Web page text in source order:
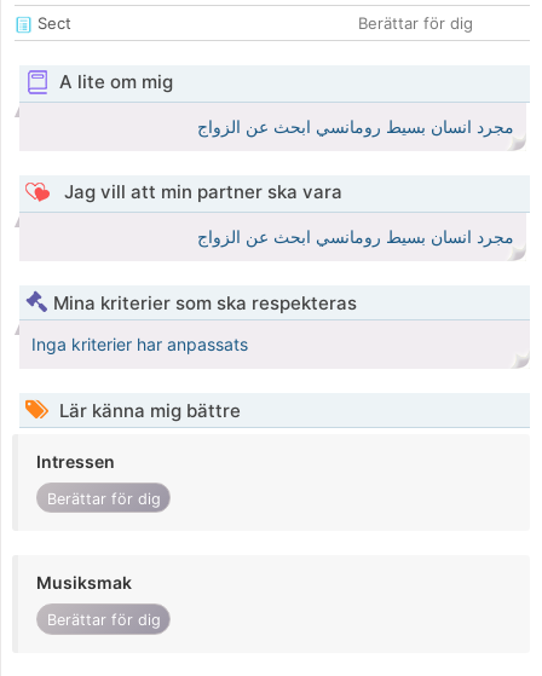
Sect
Berättar för dig
A lite om mig
مجرد انسان بسيط رومانسي ابحث عن الزواج
Jag vill att min partner ska vara
مجرد انسان بسيط رومانسي ابحث عن الزواج
Mina kriterier som ska respekteras
Inga kriterier har anpassats
Lär känna mig bättre
Intressen
Berättar för dig
Musiksmak
Berättar för dig